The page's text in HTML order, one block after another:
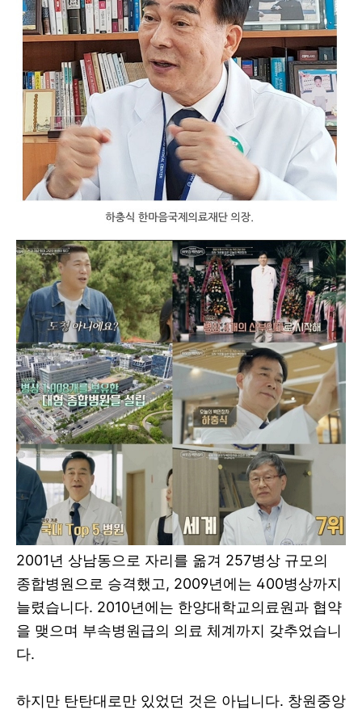
2001년 상남동으로 자리를 옮겨 257병상 규모의
종합병원으로 승격했고, 2009년에는 400병상까지
늘렸습니다. 2010년에는 한양대학교의료원과 협약
을 맺으며 부속병원급의 의료 체계까지 갖추었습니
다.
하지만 탄탄대로만 있었던 것은 아닙니다. 창원중앙